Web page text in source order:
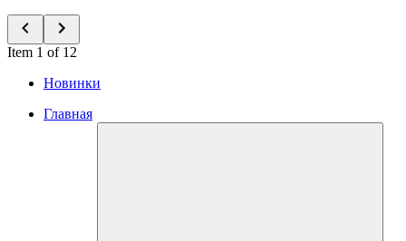
Item 1 of 12
Новинки
Главная